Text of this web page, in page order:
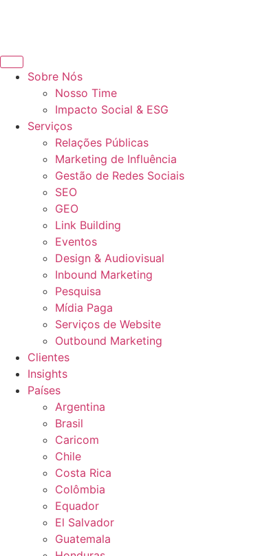
Sobre Nós
Nosso Time
Impacto Social & ESG
Serviços
Relações Públicas
Marketing de Influência
Gestão de Redes Sociais
SEO
GEO
Link Building
Eventos
Design & Audiovisual
Inbound Marketing
Pesquisa
Mídia Paga
Serviços de Website
Outbound Marketing
Clientes
Insights
Países
Argentina
Brasil
Caricom
Chile
Costa Rica
Colômbia
Equador
El Salvador
Guatemala